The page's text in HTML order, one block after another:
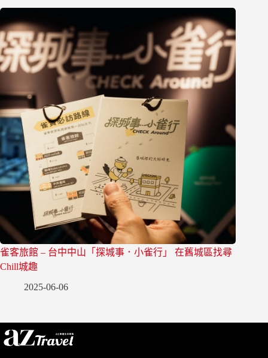
雀客旅館 – 台中中山「探城事．小雀行」 在舊城區找尋
Chill城趣
2025-06-06